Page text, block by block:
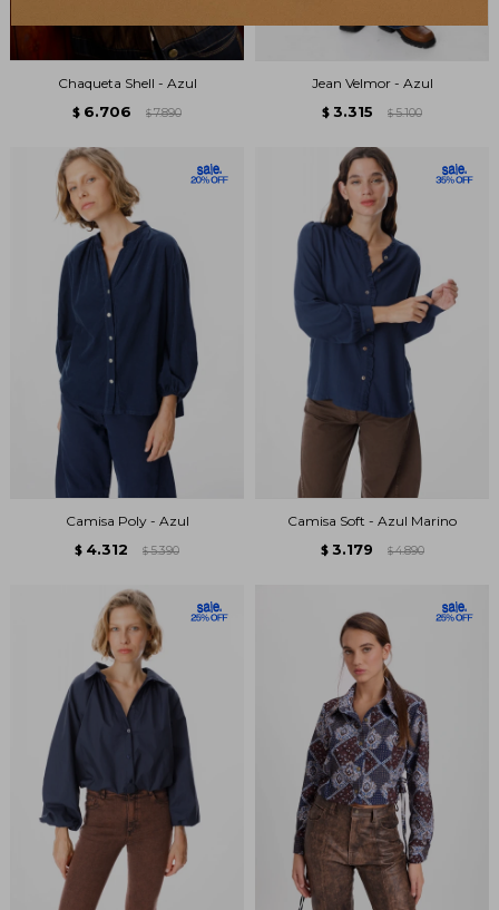
Chaqueta Shell - Azul
$ 6.706 $ 7.890
Jean Velmor - Azul
$ 3.315 $ 5.100
Camisa Poly - Azul
$ 4.312 $ 5.390
Camisa Soft - Azul Marino
$ 3.179 $ 4.890